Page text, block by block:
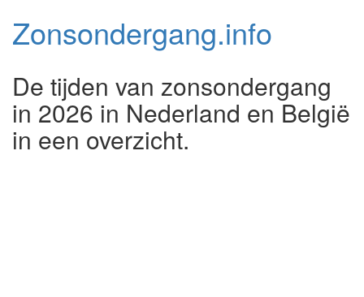
Zonsondergang.info
De tijden van zonsondergang
in 2026 in Nederland en België
in een overzicht.